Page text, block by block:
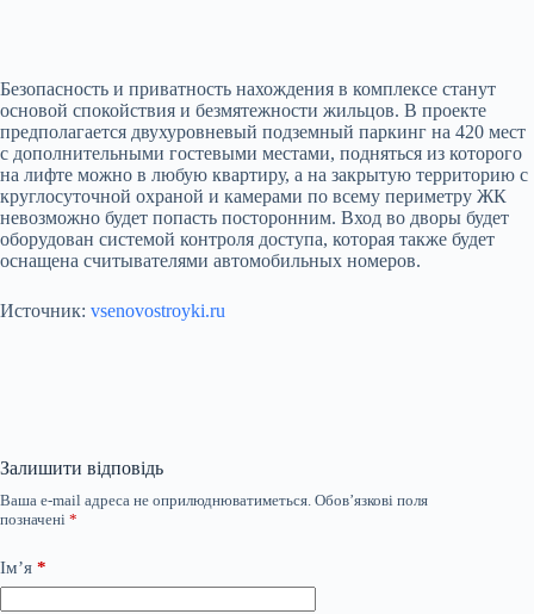
Безопасность и приватность нахождения в комплексе станут
основой спокойствия и безмятежности жильцов. В проекте
предполагается двухуровневый подземный паркинг на 420 мест
с дополнительными гостевыми местами, подняться из которого
на лифте можно в любую квартиру, а на закрытую территорию с
круглосуточной охраной и камерами по всему периметру ЖК
невозможно будет попасть посторонним. Вход во дворы будет
оборудован системой контроля доступа, которая также будет
оснащена считывателями автомобильных номеров.
Источник: vsenovostroyki.ru
Залишити відповідь
Ваша e-mail адреса не оприлюднюватиметься. Обов’язкові поля
позначені *
Ім’я *